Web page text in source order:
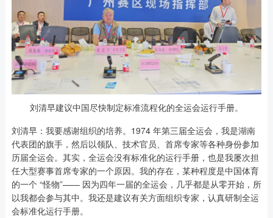
刘清早建议中国尽快制定标准流程化的全运会运行手册。
刘清早：我要感谢组织的培养。1974 年第三届全运会，我是湖南
代表团的旗手，然后以领队、技术官员、首席专家等各种身份参加
历届全运会。其实，全运会没有标准化的运行手册，也是我屡次担
任大型赛事首席专家的一个原因。我的存在，某种程度是中国体育
的一个 “怪物”—— 因为四年一届的全运会，几乎都是从零开始，所
以我都会参与其中。我还是建议有关方面组织专家，认真研制全运
会标准化运行手册。